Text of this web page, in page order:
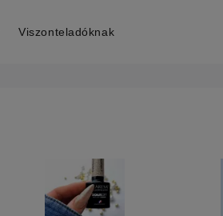
Viszonteladóknak